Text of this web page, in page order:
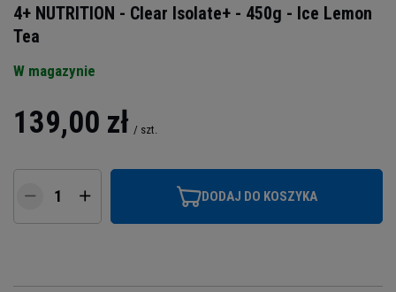
4+ NUTRITION - Clear Isolate+ - 450g - Ice Lemon
Tea
W magazynie
139,00 zł / szt.
DODAJ DO KOSZYKA